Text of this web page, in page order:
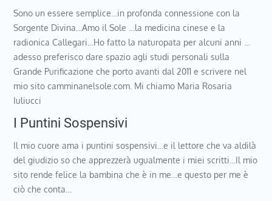
Sono un essere semplice…in profonda connessione con la
Sorgente Divina…Amo il Sole …la medicina cinese e la
radionica Callegari…Ho fatto la naturopata per alcuni anni …
adesso preferisco dare spazio agli studi personali sulla
Grande Purificazione che porto avanti dal 2011 e scrivere nel
mio sito camminanelsole.com. Mi chiamo Maria Rosaria
Iuliucci
I Puntini Sospensivi
Il mio cuore ama i puntini sospensivi…e il lettore che va aldilà
del giudizio so che apprezzerà ugualmente i miei scritti…Il mio
sito rende felice la bambina che è in me…e questo per me è
ciò che conta…